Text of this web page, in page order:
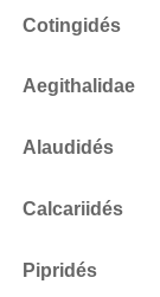
Cotingidés
Aegithalidae
Alaudidés
Calcariidés
Pipridés